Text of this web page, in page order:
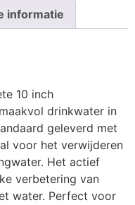
informatie
10 inch
drinkwater in
geleverd met
voor het verwijderen
Het actief
verbetering van
water. Perfect voor